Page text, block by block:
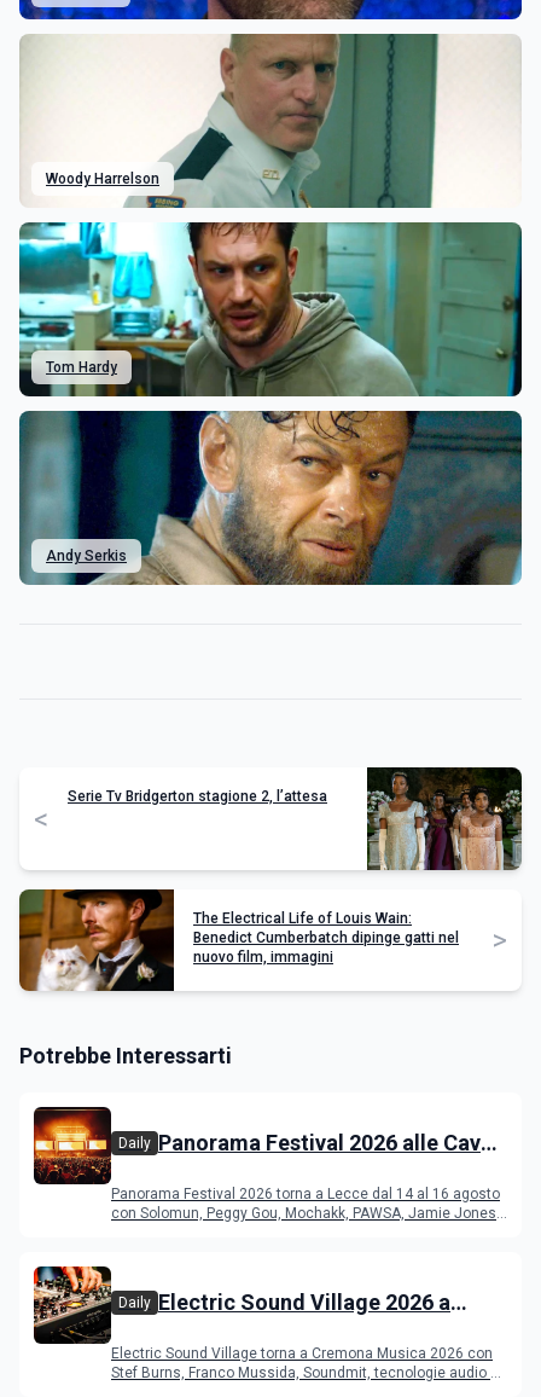
Woody Harrelson
Tom Hardy
Andy Serkis
<
Serie Tv Bridgerton stagione 2, l’attesa
The Electrical Life of Louis Wain:
Benedict Cumberbatch dipinge gatti nel
nuovo film, immagini
>
Potrebbe Interessarti
Daily Panorama Festival 2026 alle Cave
programma
Panorama Festival 2026 torna a Lecce dal 14 al 16 agosto
con Solomun, Peggy Gou, Mochakk, PAWSA, Jamie Jones
Daily Electric Sound Village 2026 a
Young Band Contest, il programma
Electric Sound Village torna a Cremona Musica 2026 con
Stef Burns, Franco Mussida, Soundmit, tecnologie audio e